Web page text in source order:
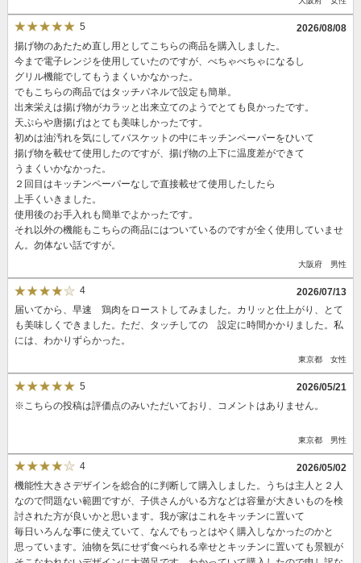
5
2026/08/08
揚げ物のあたため直し用としてこちらの商品を購入しました。
今まで電子レンジを使用していたのですが、べちゃべちゃになるし
グリル機能でしてもうまくいかなかった。
でもこちらの商品ではタッチパネルで設定も簡単。
出来栄えは揚げ物がカラッと出来立てのようでとても良かったです。
天ぷらや唐揚げはとても美味しかったです。
初めは油汚れを気にしてバスケットの中にキッチンペーパーをひいて
揚げ物を載せて使用したのですが、揚げ物の上下に温度差ができて
うまくいかなかった。
２回目はキッチンペーパーなしで直接載せて使用したしたら
上手くいきました。
使用後のお手入れも簡単でよかったです。
それ以外の機能もこちらの商品にはついているのですが全く使用していませ
ん。勿体ない話ですが。
大阪府 男性
4
2026/07/13
届いてから、早速 鶏肉をローストしてみました。カリッと仕上がり、とて
も美味しくできました。ただ、タッチしての 設定に時間かかりました。私
には、わかりずらかった。
東京都 女性
5
2026/05/21
※こちらの投稿は評価点のみいただいており、コメントはありません。
東京都 男性
4
2026/05/02
機能性大きさデザインを総合的に判断して購入しました。うちは主人と２人
なので問題ない範囲ですが、子供さんがいる方などは容量が大きいものを検
討された方が良いかと思います。我が家はこれをキッチンに置いて
毎日いろんな事に使えていて、なんでもっとはやく購入しなかったのかと
思っています。油物を気にせず食べられる幸せとキッチンに置いても景観が